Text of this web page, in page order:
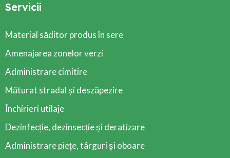
Servicii
Material săditor produs în sere
Amenajarea zonelor verzi
Administrare cimitire
Măturat stradal și deszăpezire
Închirieri utilaje
Dezinfecție, dezinsecție și deratizare
Administrare piețe, târguri și oboare